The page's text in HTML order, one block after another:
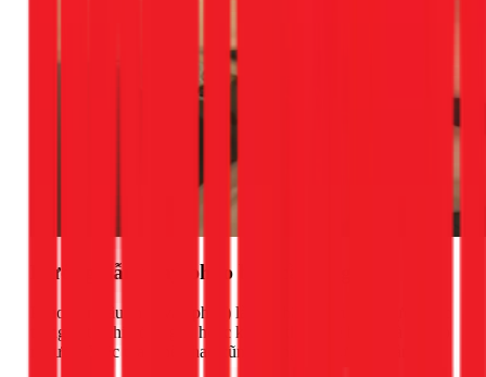
Hướng dẫn thay phao bồn cầu bị gãy
Phao bồn cầu (hay van phao) là bộ phận kiểm soát mực nước
trong két. Khi nó bị gãy hoặc kẹt, hệ thống sẽ bị lỗi và gây rò
rỉ nước. Việc thay thế phao cũng tương tự như thay cần gạt.